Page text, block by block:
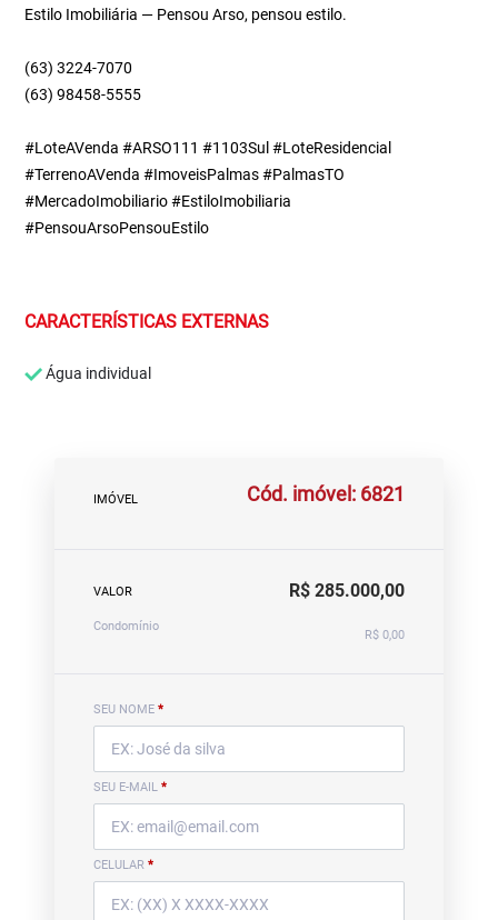
Estilo Imobiliária — Pensou Arso, pensou estilo.
(63) 3224-7070
(63) 98458-5555
#LoteAVenda #ARSO111 #1103Sul #LoteResidencial
#TerrenoAVenda #ImoveisPalmas #PalmasTO
#MercadoImobiliario #EstiloImobiliaria
#PensouArsoPensouEstilo
CARACTERÍSTICAS EXTERNAS
Água individual
IMÓVEL Cód. imóvel: 6821
VALOR R$ 285.000,00
Condomínio
R$ 0,00
SEU NOME *
SEU E-MAIL *
CELULAR *